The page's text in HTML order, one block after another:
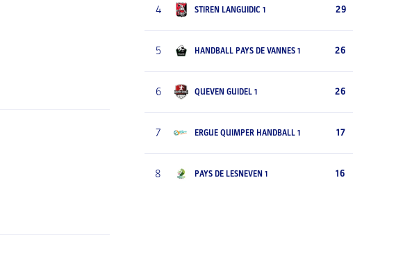
4 STIREN LANGUIDIC 1 29
5 HANDBALL PAYS DE VANNES 1 26
6 QUEVEN GUIDEL 1 26
7 ERGUE QUIMPER HANDBALL 1 17
8 PAYS DE LESNEVEN 1 16